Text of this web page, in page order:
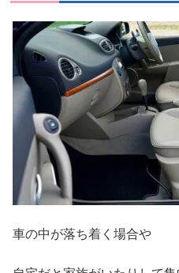
車の中が落ち着く場合や